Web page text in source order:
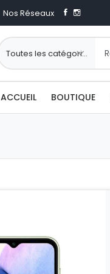
Nos Réseaux
ACCUEIL BOUTIQUE